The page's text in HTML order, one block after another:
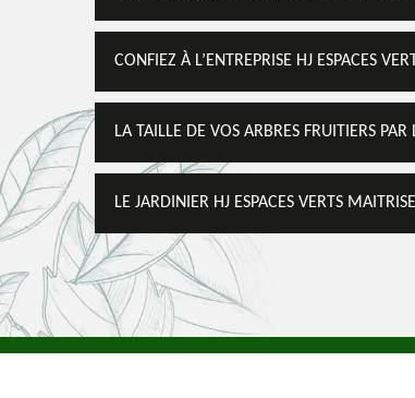
CONFIEZ À L’ENTREPRISE HJ ESPACES
LA TAILLE DE VOS ARBRES FRUITIERS PAR
LE JARDINIER HJ ESPACES VERTS